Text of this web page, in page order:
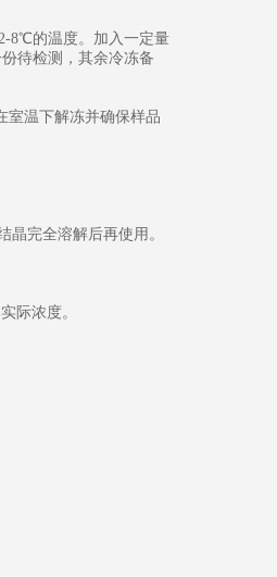
8℃的温度。加入一定量
待检测，其余冷冻备
温下解冻并确保样品
完全溶解后再使用。
际浓度。